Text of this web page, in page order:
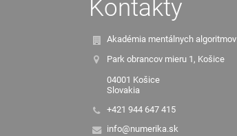
Kontakty
Akadémia mentálnych algoritmov
Park obrancov mieru 1, Košice
04001 Košice
Slovakia
+421 944 647 415
info@numerika.sk